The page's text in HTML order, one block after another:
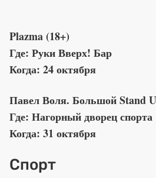
Plazma (18+)
Где: Руки Вверх! Бар
Когда: 24 октября
Павел Воля. Большой Stand
Где: Нагорный дворец спорта
Когда: 31 октября
Спорт